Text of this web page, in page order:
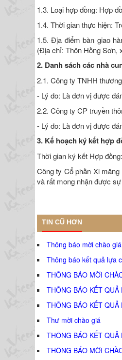
1.3. Loại hợp đồng: Hợp
1.4. Thời gian thực hiện:
1.5. Địa điểm bàn giao
(Địa chỉ: Thôn Hồng Sơn,
2. Danh sách các nhà
2.1. Công ty TNHH
- Lý do: Là đơn vị được
2.2. Công ty CP truyền
- Lý do: Là đơn vị được
3. Kế hoạch ký kết hợp
Thời gian ký kết Hợp
Công ty Cổ phần Xi
và rất mong nhận được
TIN CŨ HƠN
Thông báo mời chào giá
Thông báo kết quả lựa
THÔNG BÁO MỜI
THÔNG BÁO KẾT
THÔNG BÁO KẾT
Thư mời chào giá
THÔNG BÁO KẾT QUẢ
THÔNG BÁO MỜI